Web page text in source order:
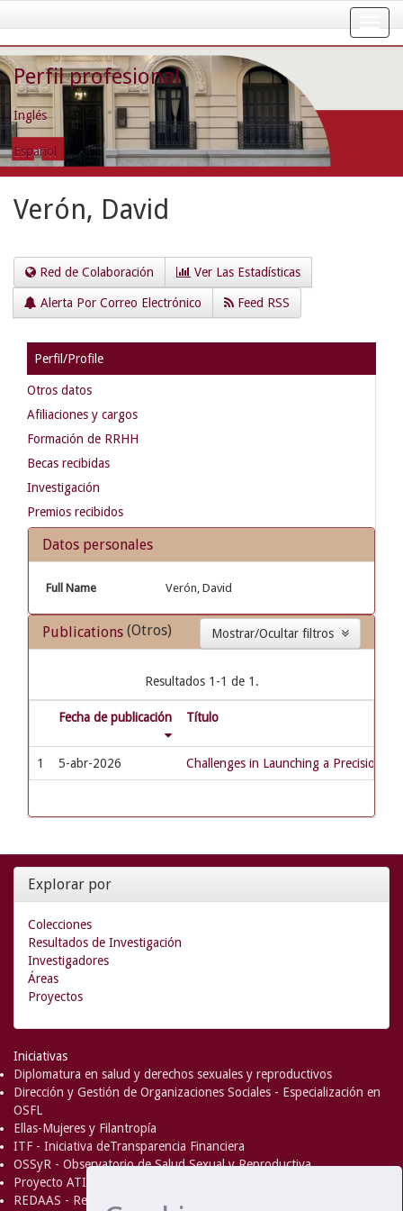
navigation
Perfil profesional
Inglés
Español
Verón, David
Red de Colaboración Ver Las Estadísticas
Alerta Por Correo Electrónico Feed RSS
Perfil/Profile
Otros datos
Afiliaciones y cargos
Formación de RRHH
Becas recibidas
Investigación
Premios recibidos
Datos personales
Full Name Verón, David
Publications (Otros)
Resultados 1-1 de 1.
Fecha de publicación Título
1 5-abr-2026 Challenges in Launching a Precision
Explorar por
Colecciones
Resultados de Investigación
Investigadores
Áreas
Proyectos
Iniciativas
Diplomatura en salud y derechos sexuales y reproductivos
Dirección y Gestión de Organizaciones Sociales - Especialización en
OSFL
Ellas-Mujeres y Filantropía
ITF - Iniciativa deTransparencia Financiera
OSSyR - Observatorio de Salud Sexual y Reproductiva
Proyecto ATICA
REDAAS - Red de Acceso al Aborto Seguro